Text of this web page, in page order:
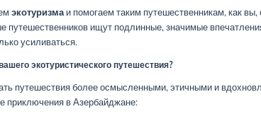
экотуризма и помогаем таким путешественникам, как вы,
путешественников ищут подлинные, значимые
усиливаться.
экотуристического путешествия?
путешествия более осмысленными, этичными и
приключения в Азербайджане: